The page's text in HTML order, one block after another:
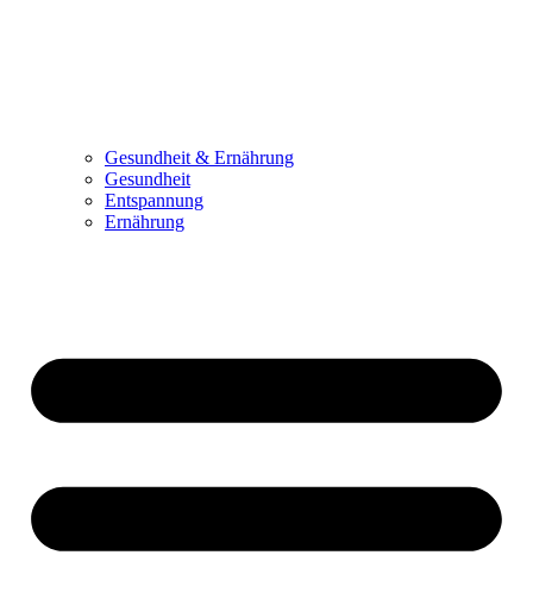
Gesundheit & Ernährung
Gesundheit
Entspannung
Ernährung